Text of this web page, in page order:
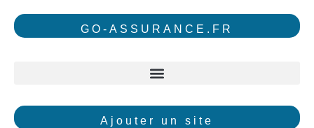
GO-ASSURANCE.FR
Ajouter un site